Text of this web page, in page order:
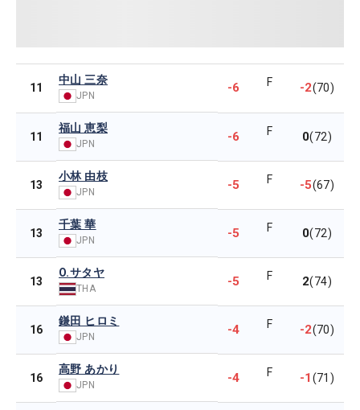
11
中山 三奈
JPN
-6 F -2(70)
11
福山 恵梨
JPN -6 F 0(72)
13
小林 由枝
JPN -5 F -5(67)
13
千葉 華
JPN -5 F 0(72)
13
O.サタヤ
THA -5 F 2(74)
16
鎌田 ヒロミ
JPN -4 F -2(70)
16
高野 あかり
JPN -4 F -1(71)